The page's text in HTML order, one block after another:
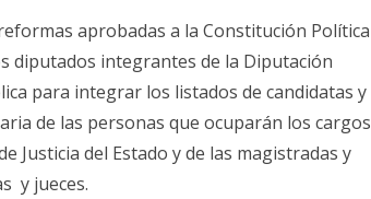
aprobadas a la Constitución Política
diputados integrantes de la Diputación
para integrar los listados de candidatas y
de las personas que ocuparán los cargos
Justicia del Estado y de las magistradas y
y jueces.